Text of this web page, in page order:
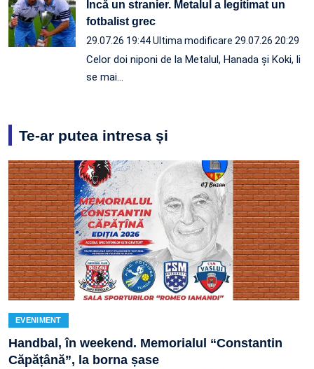
Încă un stranier. Metalul a legitimat un
fotbalist grec
29.07.26 19:44Ultima modificare 29.07.26 20:29
Celor doi niponi de la Metalul, Hanada și Koki, li
se mai…
Te-ar putea intresa și
EVENIMENT
Handbal, în weekend. Memorialul “Constantin
Căpățână”, la borna șase